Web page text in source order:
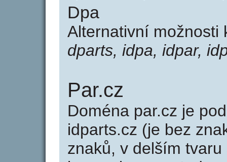
Dpa
Alternativní
dparts, idpa, idpar,
Par.cz
Doména par.cz je
idparts.cz (je bez
znaků, v delším